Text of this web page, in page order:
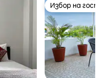
Избор на
Избор на